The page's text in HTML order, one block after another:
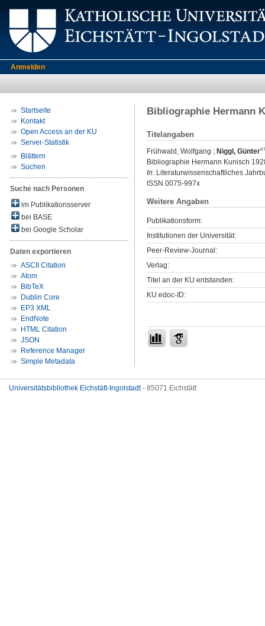
Anmelden
Startseite
Kontakt
Open Access an der KU
Server-Statistik
Blättern
Suchen
Suche nach Personen
im Publikationsserver
bei BASE
bei Google Scholar
Daten exportieren
ASCII Citation
Atom
BibTeX
Dublin Core
EP3 XML
EndNote
HTML Citation
JSON
Reference Manager
Simple Metadata
Bibliographie Hermann
Titelangaben
Frühwald, Wolfgang ; Niggl, Günter
Bibliographie Hermann Kunisch
In: Literaturwissenschaftliches
ISSN 0075-997x
Weitere Angaben
Publikationsform:
Institutionen der Universität:
Peer-Review-Journal:
Verlag:
Titel an der KU entstanden:
KU.edoc-ID:
Universitätsbibliothek Eichstätt-Ingolstadt- 85071 Eichstätt